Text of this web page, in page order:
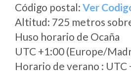
Código postal: Ver
Altitud: 725 metros
Huso horario de Ocaña
UTC +1:00 (Europe/
Horario de verano : UTC